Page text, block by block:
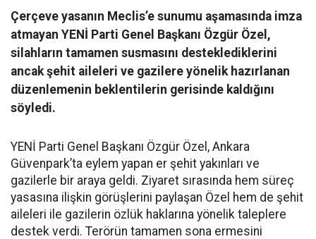
Çerçeve yasanın Meclis’e sunumu aşamasında imza
atmayan YENİ Parti Genel Başkanı Özgür Özel,
silahların tamamen susmasını desteklediklerini
ancak şehit aileleri ve gazilere yönelik hazırlanan
düzenlemenin beklentilerin gerisinde kaldığını
söyledi.
YENİ Parti Genel Başkanı Özgür Özel, Ankara
Güvenpark’ta eylem yapan er şehit yakınları ve
gazilerle bir araya geldi. Ziyaret sırasında hem süreç
yasasına ilişkin görüşlerini paylaşan Özel hem de şehit
aileleri ile gazilerin özlük haklarına yönelik taleplere
destek verdi. Terörün tamamen sona ermesini